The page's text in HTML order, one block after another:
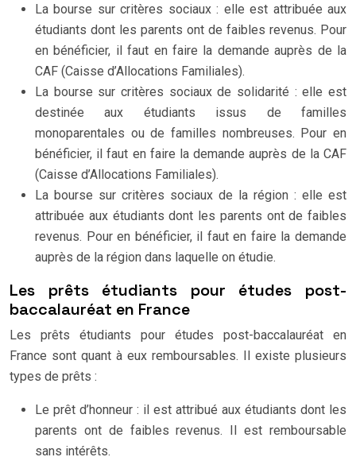
La bourse sur critères sociaux : elle est attribuée aux
étudiants dont les parents ont de faibles revenus. Pour
en bénéficier, il faut en faire la demande auprès de la
CAF (Caisse d’Allocations Familiales).
La bourse sur critères sociaux de solidarité : elle est
destinée aux étudiants issus de familles
monoparentales ou de familles nombreuses. Pour en
bénéficier, il faut en faire la demande auprès de la CAF
(Caisse d’Allocations Familiales).
La bourse sur critères sociaux de la région : elle est
attribuée aux étudiants dont les parents ont de faibles
revenus. Pour en bénéficier, il faut en faire la demande
auprès de la région dans laquelle on étudie.
Les prêts étudiants pour études post-
baccalauréat en France
Les prêts étudiants pour études post-baccalauréat en
France sont quant à eux remboursables. Il existe plusieurs
types de prêts :
Le prêt d’honneur : il est attribué aux étudiants dont les
parents ont de faibles revenus. Il est remboursable
sans intérêts.